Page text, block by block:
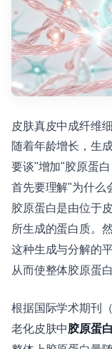
皮肤真皮中成纤维
随着年龄增长，生
要谈"增加"胶原蛋白
首先要理解"为什么
胶原蛋白是由位于
所生成的蛋白质。
这种生成与分解的
从而使整体胶原蛋
根据国际学术期刊
老化皮肤中胶原蛋